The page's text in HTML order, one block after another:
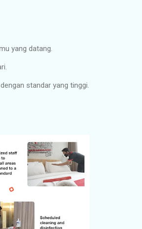
yang datang.
standar yang tinggi.